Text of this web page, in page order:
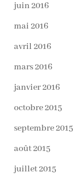
juin 2016
mai 2016
avril 2016
mars 2016
janvier 2016
octobre 2015
septembre 2015
août 2015
juillet 2015